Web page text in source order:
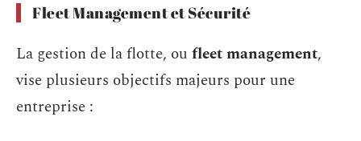
Fleet Management et Sécurité
La gestion de la flotte, ou fleet management,
vise plusieurs objectifs majeurs pour une
entreprise :